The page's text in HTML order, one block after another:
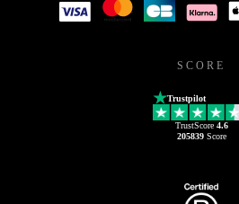
SCORE
Trustpilot
TrustScore 4.6
205839Score